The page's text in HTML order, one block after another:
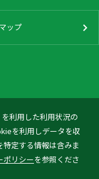
利用した利用状況の
を利用しデータを収
定する情報は含みま
ポリシーを参照くださ
ップ